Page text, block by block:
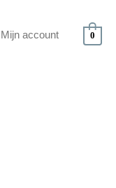
Mijn account 0